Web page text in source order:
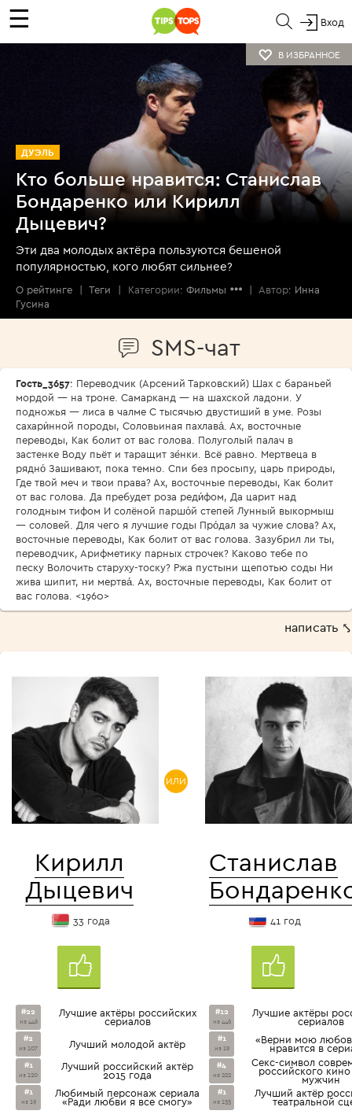
☰ Вход
В ИЗБРАННОЕ
ДУЭЛЬ
Кто больше нравится: Станислав
Бондаренко или Кирилл
Дыцевич?
Эти два молодых актёра пользуются бешеной
популярностью, кого любят сильнее?
О рейтинге | Теги | Категории: Фильмы | Автор: Инна
Гусина
SMS-чат
Гость_3657: Переводчик (Арсений Тарковский) Шах с бараньей
мордой — на троне. Самарканд — на шахской ладони. У
подножья — лиса в чалме С тысячью двустиший в уме. Розы
сахари́нной породы, Соловьиная пахлава́. Ах, восточные
переводы, Как болит от вас голова. Полуголый палач в
застенке Воду пьёт и таращит зе́нки. Всё равно. Мертвеца в
рядно́ Зашивают, пока темно. Спи без просыпу, царь природы,
Где твой меч и твои права? Ах, восточные переводы, Как болит
от вас голова. Да пребудет роза реди́фом, Да царит над
голодным тифом И солёной паршо́й степей Лунный выкормыш
— соловей. Для чего я лучшие годы Про́дал за чужие слова? Ах,
восточные переводы, Как болит от вас голова. Зазубрил ли ты,
переводчик, Арифметику парных строчек? Каково тебе по
песку Волочить старуху-тоску? Ржа пустыни щепотью соды Ни
жива шипит, ни мертва́. Ах, восточные переводы, Как болит от
вас голова. <1960>
написать ⤣
Кирилл
Дыцевич
33 года
#22
из 446
Лучшие актёры российских
сериалов
#2
из 107 Лучший молодой актёр
#1
из 120
Лучший российский актёр
2015 года
#1
из 19
Любимый персонаж сериала
«Ради любви я все смогу»
Станислав
41 год
#12
из 446
Лучшие актёры
сериалов
#1
из 19
«Верни мою
нравится в
#4
из 222
Секс-символ
российского
мужчин
#1
из 155
Лучший актёр
театральной
ИЛИ